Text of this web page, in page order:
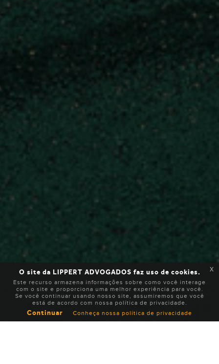
O site da LIPPERT ADVOGADOS faz uso de cookies.
Este recurso armazena informações sobre como você interage
com o site e proporciona uma melhor experiência para você.
Se você continuar usando nosso site, assumiremos que você
está de acordo com nossa política de privacidade.
Continuar Conheça nossa política de privacidade
x